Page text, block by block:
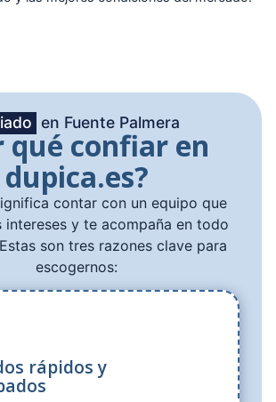
en Fuente Palmera
qué confiar en
dupica.es?
contar con un equipo que
intereses y te acompaña en todo
son tres razones clave para
escogernos:
rápidos y